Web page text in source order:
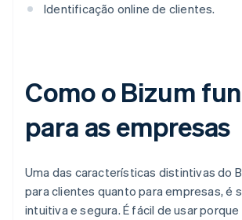
Identificação online de clientes.
Como o Bizum
para as empresas
Uma das características distintivas do
para clientes quanto para empresas, é
intuitiva e segura. É fácil de usar